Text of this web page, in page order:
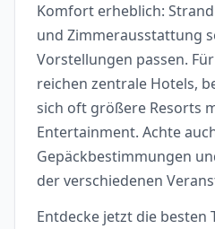
Komfort erheblich:
und Zimmerausstattung
Vorstellungen passen. Für
reichen zentrale Hotels,
sich oft größere Resorts
Entertainment. Achte
Gepäckbestimmungen
der verschiedenen
Entdecke jetzt die besten